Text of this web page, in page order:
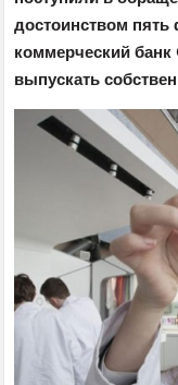
достоинством
коммерческий
выпускать